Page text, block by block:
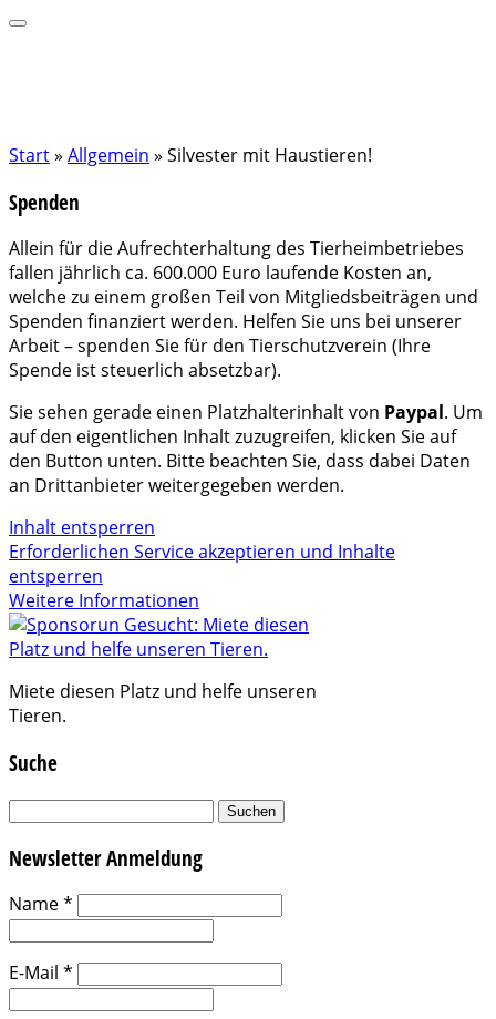
Start» Allgemein » Silvester mit Haustieren!
Spenden
Allein für die Aufrechterhaltung des Tierheimbetriebes
fallen jährlich ca. 600.000 Euro laufende Kosten an,
welche zu einem großen Teil von Mitgliedsbeiträgen und
Spenden finanziert werden. Helfen Sie uns bei unserer
Arbeit – spenden Sie für den Tierschutzverein (Ihre
Spende ist steuerlich absetzbar).
Sie sehen gerade einen Platzhalterinhalt von Paypal. Um
auf den eigentlichen Inhalt zuzugreifen, klicken Sie auf
den Button unten. Bitte beachten Sie, dass dabei Daten
an Drittanbieter weitergegeben werden.
Inhalt entsperren
Erforderlichen Service akzeptieren und Inhalte
entsperren
Weitere Informationen
Miete diesen Platz und helfe unseren
Tieren.
Suche
Suchen
Newsletter Anmeldung
Name*
E-Mail *